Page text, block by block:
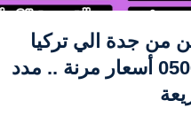
جدة الي تركيا
-0506688227 أسعار مرنة .. مدد